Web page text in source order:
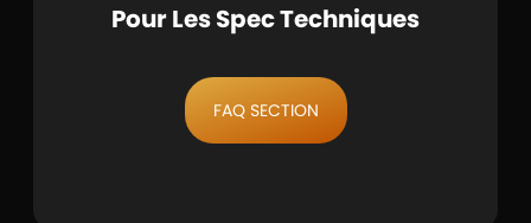
Pour Les Spec Techniques
FAQ SECTION